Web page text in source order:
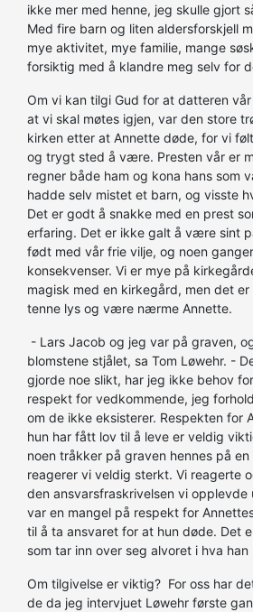
ikke mer med henne, jeg skulle gjort
Med fire barn og liten aldersforskjell
mye aktivitet, mye familie, mange
forsiktig med å klandre meg selv for
Om vi kan tilgi Gud for at datteren
at vi skal møtes igjen, var den store
kirken etter at Annette døde, for vi
og trygt sted å være. Presten vår er
regner både ham og kona hans som
hadde selv mistet et barn, og visste
Det er godt å snakke med en prest
erfaring. Det er ikke galt å være sint
født med vår frie vilje, og noen
konsekvenser. Vi er mye på
magisk med en kirkegård, men det
tenne lys og være nærme Annette.
- Lars Jacob og jeg var på graven,
blomstene stjålet, sa Tom Løwehr. -
gjorde noe slikt, har jeg ikke behov
respekt for vedkommende, jeg
om de ikke eksisterer. Respekten for
hun har fått lov til å leve er veldig
noen tråkker på graven hennes på en
reagerer vi veldig sterkt. Vi reagerte
den ansvarsfraskrivelsen vi opplevde
var en mangel på respekt for
til å ta ansvaret for at hun døde. Det
som tar inn over seg alvoret i hva han
Om tilgivelse er viktig? For oss har
de da jeg intervjuet Løwehr første